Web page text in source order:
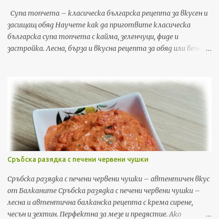
Супа топчета – класическа българска рецепта за вкусен и
засищащ обяд Научете как да приготвите класическа
българска супа топчета с кайма, зеленчуци, фиде и
застройка. Лесна, бърза и вкусна рецепта за обяд или вечеря,
точно това, от което имате нужда. Това е една от най-
обичаните класически български рецепти – лесна за
приготвяне, икономична и засищаща. В тази публикация ще
споделя моя личен метод за приготвяне на перфектната
супа топчета у дома, включително съвети, трикове и
стъпка по стъпка инструкции, които гарантирано ще ви
донесат вкусна, ароматна и богата супа, която цялото
семейство ще обожава. Супата топчета е идеален избор
както за обяд, така и за лека вечеря. Комбинацията от
кайма, зеленчуци, фиде и застройка създава богат вкус, а
пресният магданоз добавя фин аромат и свежест. В
България тази супа е символ на домашен уют и
Сръбска разядка с печени червени чушки
Сръбска разядка с печени червени чушки – автентичен вкус
от Балканите Сръбска разядка с печени червени чушки –
лесна и автентична балканска рецепта с крема сирене,
чесън и зехтин. Перфектна за мезе и предястие. Ако